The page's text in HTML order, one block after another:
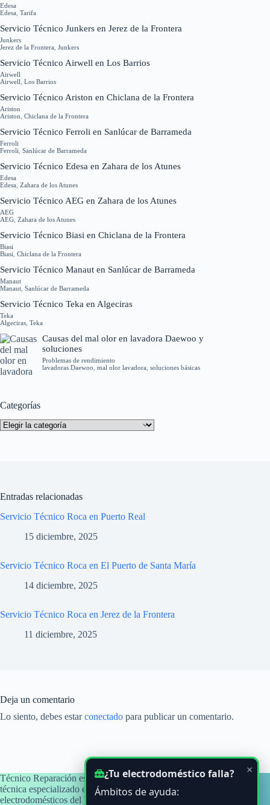
Edesa
Edesa Tarifa
Servicio Técnico Junkers en Jerez de la Frontera
Junkers
Jerez de la Frontera Junkers
Servicio Técnico Airwell en Los Barrios
Airwell
Airwell Los Barrios
Servicio Técnico Ariston en Chiclana de la Frontera
Ariston
Ariston Chiclana de la Frontera
Servicio Técnico Ferroli en Sanlúcar de Barrameda
Ferroli
Ferroli Sanlúcar de Barrameda
Servicio Técnico Edesa en Zahara de los Atunes
Edesa
Edesa Zahara de los Atunes
Servicio Técnico AEG en Zahara de los Atunes
AEG
AEG Zahara de los Atunes
Servicio Técnico Biasi en Chiclana de la Frontera
Biasi
Biasi Chiclana de la Frontera
Servicio Técnico Manaut en Sanlúcar de Barrameda
Manaut
Manaut Sanlúcar de Barrameda
Servicio Técnico Teka en Algeciras
Teka
Algeciras Teka
Causas del mal olor en lavadora Daewoo y
soluciones
Problemas de rendimiento
lavadoras Daewoo mal olor lavadora soluciones básicas
Categorías
Categorías
Entradas relacionadas
Servicio Técnico Roca en Puerto Real
15 diciembre, 2025
Servicio Técnico Roca en El Puerto de Santa María
14 diciembre, 2025
Servicio Técnico Roca en Jerez de la Frontera
11 diciembre, 2025
Deja un comentario
Lo siento, debes estarconectado para publicar un comentario.
Técnico Reparación es un blog informativo y de orientación
técnica especializado en averías y problemas habituales de
electrodomésticos del hogar, con atención a usuarios de Cádiz
×
¿Tu electrodoméstico falla?
Ámbitos de ayuda: